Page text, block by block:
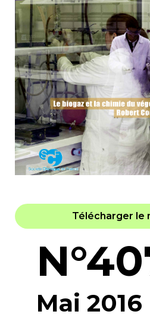
Télécharger le
Mai 2016